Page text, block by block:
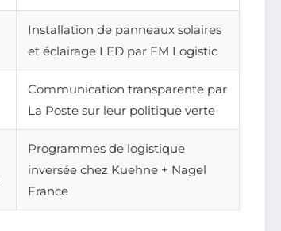
Installation de panneaux solaires
et éclairage LED par FM Logistic
Communication transparente par
La Poste sur leur politique verte
Programmes de logistique
inversée chez Kuehne + Nagel
France